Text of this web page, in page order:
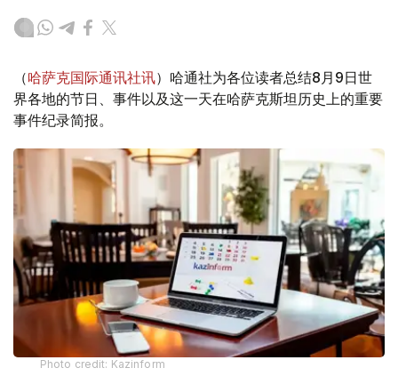
（哈萨克国际通讯社讯）哈通社为各位读者总结8月9日世
界各地的节日、事件以及这一天在哈萨克斯坦历史上的重要
事件纪录简报。
Photo credit: Kazinform